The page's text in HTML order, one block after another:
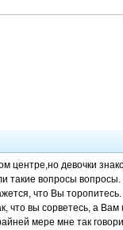
центре,но девочки
такие вопросы
что Вы
что вы сорветесь, а
мере мне так